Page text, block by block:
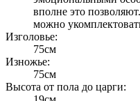
вполне это
можно
Изголовье:
75см
Изножье:
75см
Высота от пола до царги: